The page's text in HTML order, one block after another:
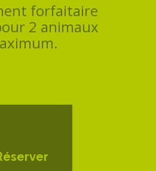
forfaitaire
2 animaux